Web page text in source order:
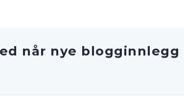
når nye blogginnlegg